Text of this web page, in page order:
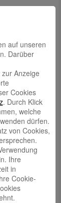
Felder
auf unseren
Darüber
Anzeige
Cookies
. Durch Klick
welche
dürfen.
von Cookies,
Ihre
in
Cookie-